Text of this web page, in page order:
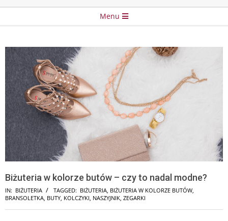
Menu
Biżuteria w kolorze butów – czy to nadal modne?
IN: BIŻUTERIA TAGGED: BIŻUTERIA, BIŻUTERIA W KOLORZE BUTÓW,
BRANSOLETKA, BUTY, KOLCZYKI, NASZYJNIK, ZEGARKI